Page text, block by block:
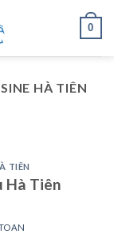
0
HÀ TIÊN
TIÊN
Hà Tiên